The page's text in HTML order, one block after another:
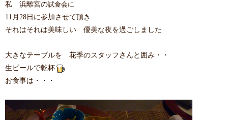
私 浜離宮の試食会に
11月28日に参加させて頂き
それはそれは美味しい 優美な夜を過ごしました
大きなテーブルを 花季のスタッフさんと囲み・・
生ビールで乾杯
お食事は・・・